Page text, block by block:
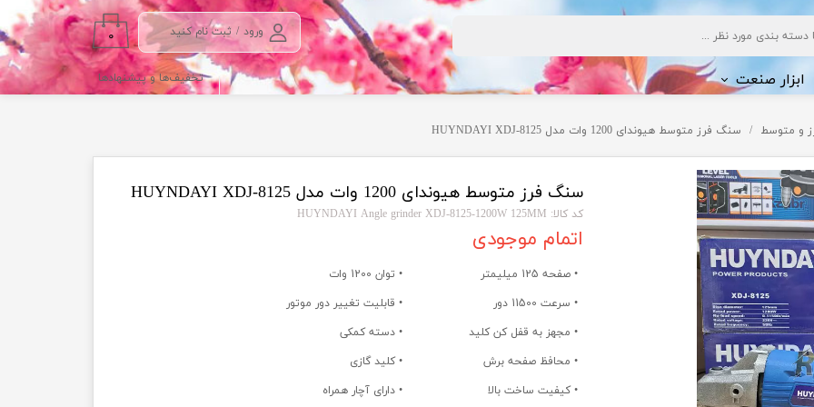
ورود / ثبت نام کنید
حساب کاربری من
تغییر گذر واژه
خروج از حساب
۰
شویی
ابزار صنعت تخفیف‌ها و پیشنهادها
و متوسط سنگ فرز متوسط هیوندای 1200 وات مدل HUYNDAYI XDJ-8125
سنگ فرز متوسط هیوندای 1200 وات مدل HUYNDAYI XDJ-8125
کد کالا: HUYNDAYI Angle grinder XDJ-8125-1200W 125MM
اتمام موجودی
• صفحه 125 میلیمتر
• توان 1200 وات
• سرعت 11500 دور
• قابلیت تغییر دور موتور
• مجهز به قفل کن کلید
• دسته کمکی
• محافظ صفحه برش
• کلید گازی
• کیفیت ساخت بالا
• دارای آچار همراه